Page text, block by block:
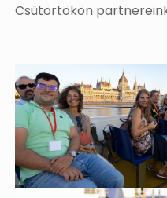
Csütörtökön